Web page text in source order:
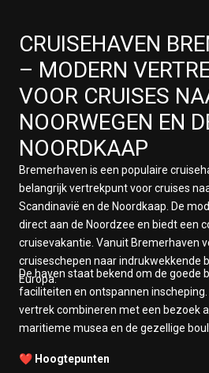
CRUISEHAVEN
– MODERN
VOOR CRUISES
NOORWEGEN EN
NOORDKAAP
Bremerhaven is een populaire
belangrijk vertrekpunt voor cruises
Scandinavië en de Noordkaap. De
direct aan de Noordzee en biedt een
cruisevakantie. Vanuit Bremerhaven
cruiseschepen naar indrukwekkende
Europa.
De haven staat bekend om de goede
faciliteiten en ontspannen
vertrek combineren met een bezoek
maritieme musea en de gezellige
❤️ Hoogtepunten